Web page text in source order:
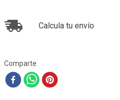
Calcula tu envío
Comparte